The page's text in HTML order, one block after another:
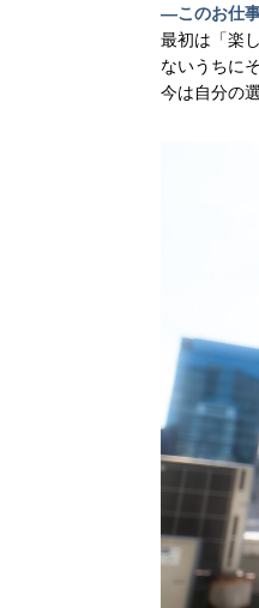
―このお仕
最初は「楽
ないうちに
今は自分の